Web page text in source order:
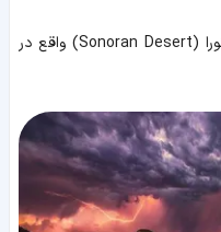
این لحظه ی شگفت انگیز در بیابان سونورا (Sonoran Desert) واقع در